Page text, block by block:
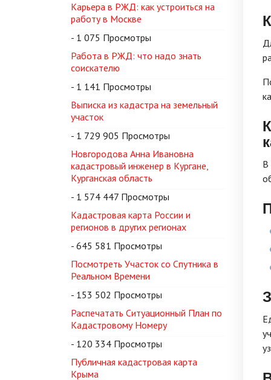
В
Карьера в РЖД: как устроиться на
работу в Москве
- 1 075 Просмотры
Работа в РЖД: что надо знать
соискателю
- 1 141 Просмотры
Выписка из кадастра на земельный
участок
- 1 729 905 Просмотры
Новгородова Анна Ивановна
кадастровый инженер в Кургане,
Курганская область
- 1 574 447 Просмотры
Кадастровая карта России и
регионов в других регионах
- 645 581 Просмотры
Посмотреть Участок со Спутника в
Реальном Времени
- 153 502 Просмотры
Распечатать Ситуационный План по
Кадастровому Номеру
- 120 334 Просмотры
Публичная кадастровая карта
Крыма